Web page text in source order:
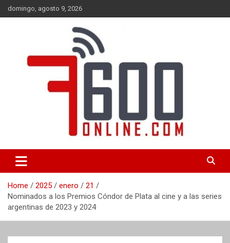
Skip
to
domingo, agosto 9, 2026
7600 online
nacional e internacional, deportiva y cultural.
Home 2025 enero
21
Nominados a los Premios Cóndor de Plata al cine y a las series
argentinas de 2023 y 2024